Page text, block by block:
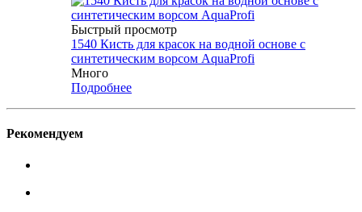
Быстрый просмотр
1540 Кисть для красок на водной основе с
синтетическим ворсом AquaProfi
Много
Подробнее
Рекомендуем